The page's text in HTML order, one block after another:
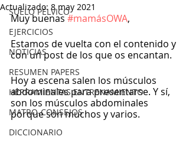
SUELO PÉLVICO
EJERCICIOS
NOTICIAS
RESUMEN PAPERS
HERRAMIENTAS ENTRENAMIENTO
MATRO-CONSEJOS
DICCIONARIO
Actualizado: 8 may 2021
Muy buenas #mamásOWA,
Estamos de vuelta con el contenido y
con un post de los que os encantan.
Hoy a escena salen los músculos
abdominales para presentarse. Y sí,
son los músculos abdominales
porque son muchos y varios.